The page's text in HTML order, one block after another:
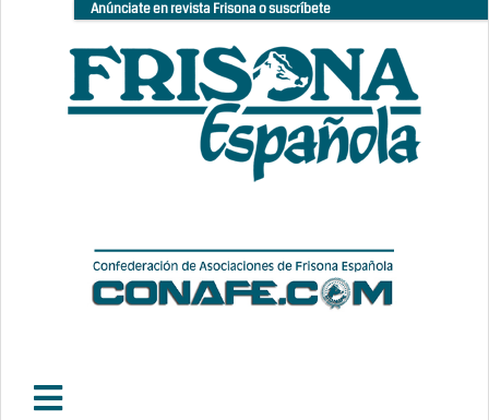
Anúnciate en revista Frisona o suscríbete